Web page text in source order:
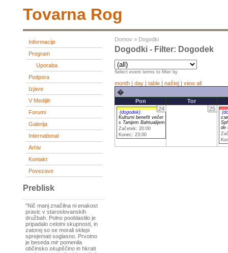
Tovarna Rog
Informacije
Program
Uporaba
Podpora
Izjave
V Medijih
Forumi
Galerija
International
Arhiv
Kontakt
Povezave
Preblisk
"Nič manj značilna ni enakost
pravic v staroslovanskih
družbah. Polno pooblastilo je
pripadalo celotni skupnosti, in
zatorej so se morali sklepi
sprejemati soglasno. Prvotno
je beseda mir pomenila
občinsko skupščino in hkrati
Domov » Dogodki
Dogodki - Filter: Dogodek
Select event terms to filter by
month | day | table | naštej | view all
�
Pon
Tor
24
(dogodek)
Kulturni benefit večer
s Tanijem Bahtualijem
Začetek: 20:00
Konec: 23:00
25
de